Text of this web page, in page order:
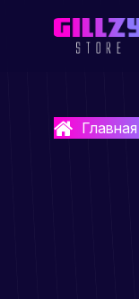
Главная